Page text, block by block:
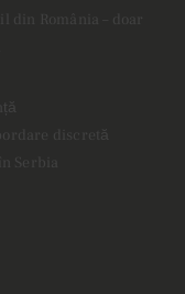
din România – doar
discretă
Serbia